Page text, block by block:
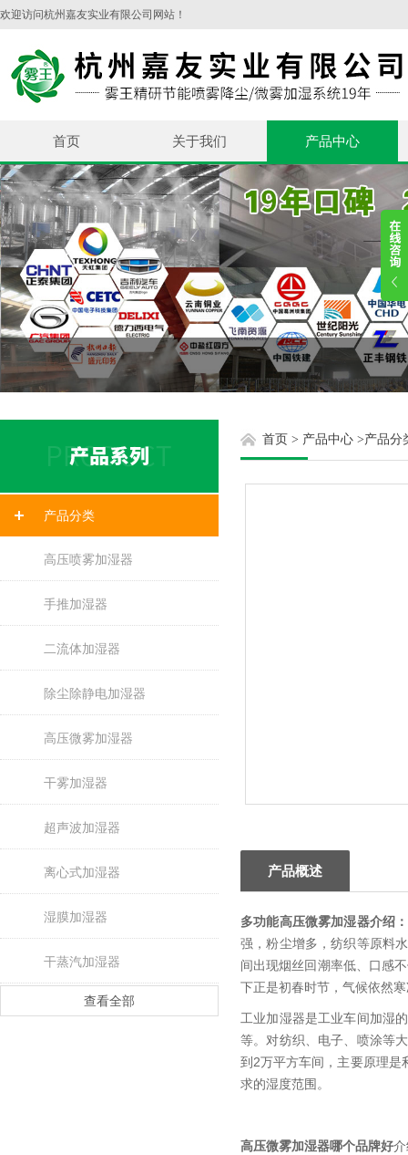
欢迎访问杭州嘉友实业有限公司网站！
首页 关于我们 产品中心
产品分类
高压喷雾加湿器
手推加湿器
二流体加湿器
除尘除静电加湿器
高压微雾加湿器
干雾加湿器
超声波加湿器
离心式加湿器
湿膜加湿器
干蒸汽加湿器
查看全部
首页 > 产品中心 >产品分
产品概述
多功能高压微雾加湿器介绍：
强，粉尘增多，纺织等原料
间出现烟丝回潮率低、口感
下正是初春时节，气候依然
工业加湿器是工业车间加湿
等。对纺织、电子、喷涂等
到2万平方车间，主要原理是
求的湿度范围。
高压微雾加湿器哪个品牌好